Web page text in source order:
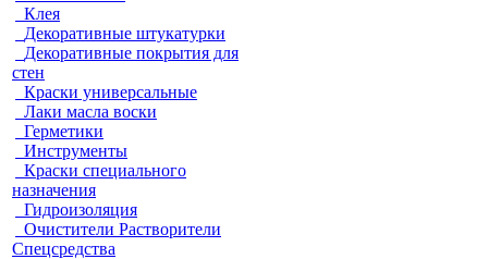
Клея
Декоративные штукатурки
Декоративные покрытия для
стен
Краски универсальные
Лаки масла воски
Герметики
Инструменты
Краски специального
назначения
Гидроизоляция
Очистители Растворители
Спецсредства